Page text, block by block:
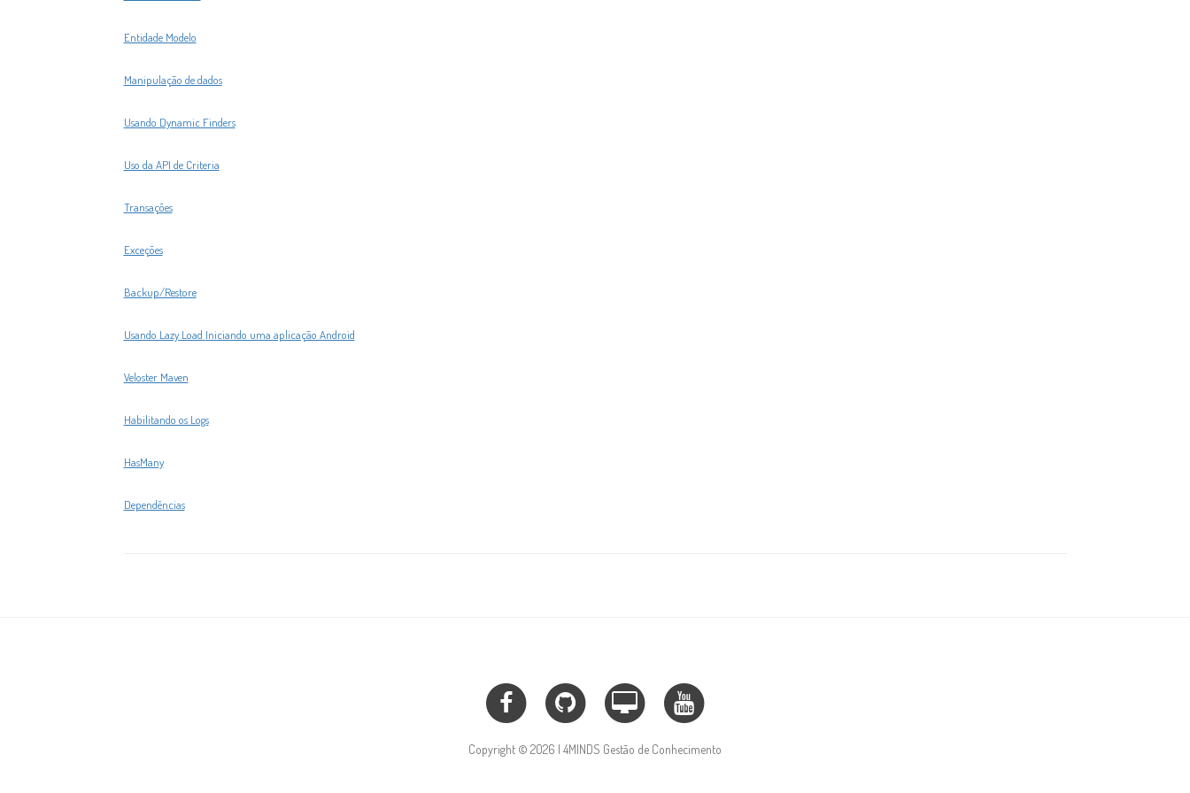
Entidade Modelo
Manipulação de dados
Usando Dynamic Finders
Uso da API de Criteria
Transações
Exceções
Backup/Restore
Usando Lazy Load Iniciando uma aplicação Android
Veloster Maven
Habilitando os Logs
HasMany
Dependências
Copyright © 2026 | 4MINDS Gestão de Conhecimento